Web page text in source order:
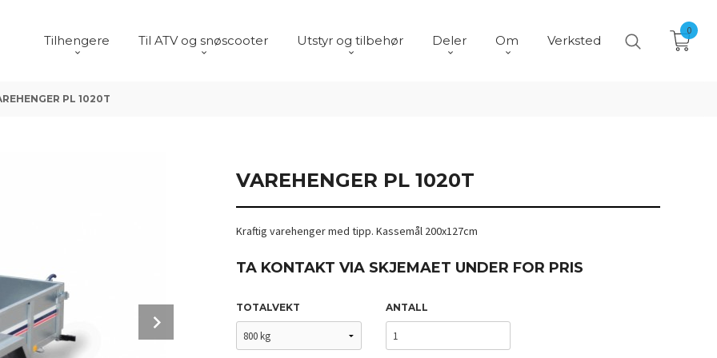
Tilhengere Til ATV og snøscooter Utstyr og tilbehør Deler Om Verksted
0
PL 1020T
VAREHENGER PL 1020T
Kraftig varehenger med tipp. Kassemål 200x127cm
TA KONTAKT VIA SKJEMAET UNDER FOR PRIS
TOTALVEKT ANTALL